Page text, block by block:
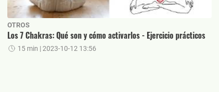
OTROS
Los 7 Chakras: Qué son y cómo activarlos - Ejercicio prácticos
15 min | 2023-10-12 13:56